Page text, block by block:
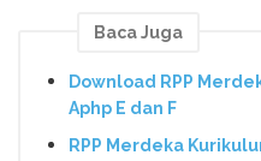
Baca Juga
Download RPP
Aphp E dan F
RPP Merdeka